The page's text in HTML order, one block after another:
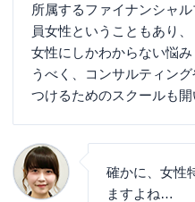
所属するファイナンシャ
員女性ということもあり、
女性にしかわからない悩
うべく、コンサルティン
つけるためのスクールも開
確かに、女性
ますよね…